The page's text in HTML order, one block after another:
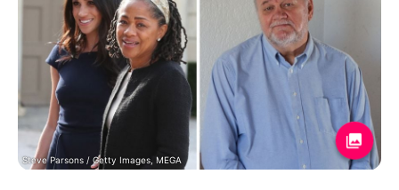
Stars
Filme & Serien
Lifestyle
Familie & Liebe
Promiflash Exklusiv
Steve Parsons / Getty Images, MEGA